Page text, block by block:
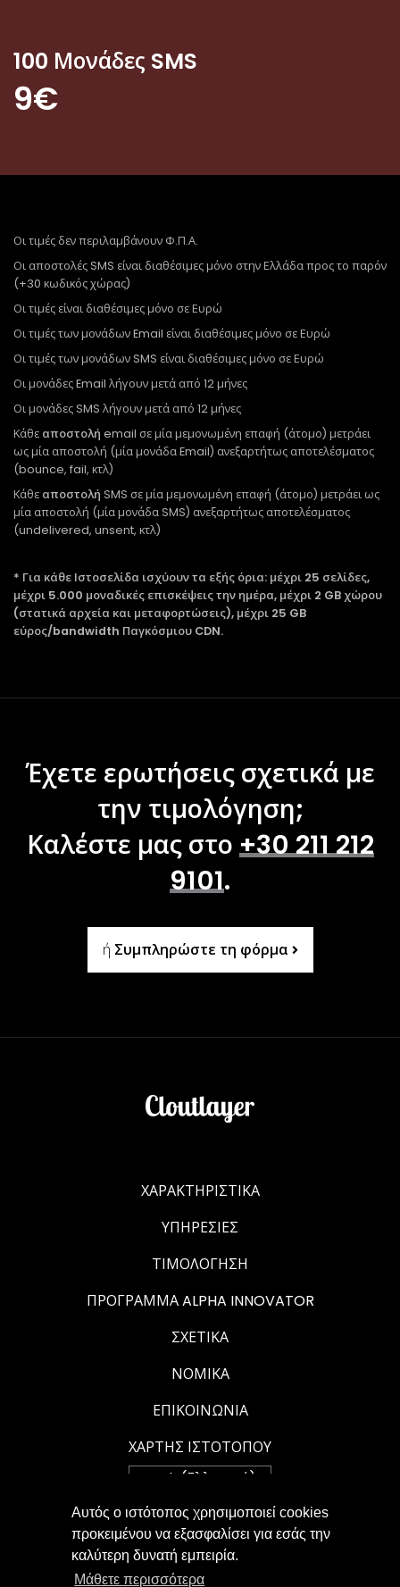
Αυτός ο ιστότοπος χρησιμοποιεί cookies
προκειμένου να εξασφαλίσει για εσάς την
καλύτερη δυνατή εμπειρία.
Μάθετε περισσότερα
100 Μονάδες SMS
9€
Οι τιμές δεν περιλαμβάνουν Φ.Π.Α.
Οι αποστολές SMS είναι διαθέσιμες μόνο στην Ελλάδα προς το παρόν
(+30 κωδικός χώρας)
Οι τιμές είναι διαθέσιμες μόνο σε Ευρώ
Οι τιμές των μονάδων Email είναι διαθέσιμες μόνο σε Ευρώ
Οι τιμές των μονάδων SMS είναι διαθέσιμες μόνο σε Ευρώ
Οι μονάδες Email λήγουν μετά από 12 μήνες
Οι μονάδες SMS λήγουν μετά από 12 μήνες
Κάθε αποστολή email σε μία μεμονωμένη επαφή (άτομο) μετράει
ως μία αποστολή (μία μονάδα Email) ανεξαρτήτως αποτελέσματος
(bounce, fail, κτλ)
Κάθε αποστολή SMS σε μία μεμονωμένη επαφή (άτομο) μετράει ως
μία αποστολή (μία μονάδα SMS) ανεξαρτήτως αποτελέσματος
(undelivered, unsent, κτλ)
* Για κάθε Ιστοσελίδα ισχύουν τα εξής όρια: μέχρι 25 σελίδες,
μέχρι 5.000 μοναδικές επισκέψεις την ημέρα, μέχρι 2 GB χώρου
(στατικά αρχεία και μεταφορτώσεις), μέχρι 25 GB
εύρος/bandwidth Παγκόσμιου CDN.
Έχετε ερωτήσεις σχετικά με
την τιμολόγηση;
Καλέστε μας στο +30 211 212
9101.
ή Συμπληρώστε τη φόρμα
ΧΑΡΑΚΤΗΡΙΣΤΙΚΆ
ΥΠΗΡΕΣΊΕΣ
ΤΙΜΟΛΌΓΗΣΗ
ΠΡΌΓΡΑΜΜΑ ALPHA INNOVATOR
ΣΧΕΤΙΚΆ
ΝΟΜΙΚΆ
ΕΠΙΚΟΙΝΩΝΊΑ
ΧΆΡΤΗΣ ΙΣΤΟΤΌΠΟΥ
ΠΟΛΙΤΙΚΉ ΑΠΟΡΡΉΤΟΥ
ΠΟΛΙΤΙΚΉ COOKIE